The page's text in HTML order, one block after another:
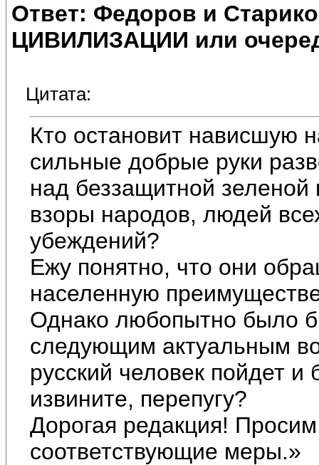
Ответ: Федоров и
ЦИВИЛИЗАЦИИ или
Цитата:
Кто остановит нависшую
сильные добрые руки
над беззащитной
взоры народов, людей
убеждений?
Ежу понятно, что они
населенную
Однако любопытно было
следующим актуальным
русский человек пойдет и
извините, перепугу?
Дорогая редакция!
соответствующие меры.»